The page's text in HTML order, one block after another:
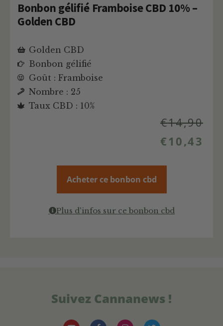
Bonbon gélifié Framboise CBD 10% –
Golden CBD
Golden CBD
Bonbon gélifié
Goût : Framboise
Nombre : 25
Taux CBD : 10%
€14,90
€ 10,43
Acheter ce bonbon cbd
Plus d'infos sur ce bonbon cbd
Suivez Cannanews !